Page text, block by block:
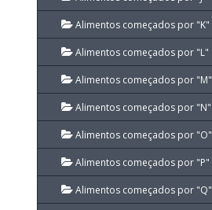
Alimentos começados por "K"
Alimentos começados por "L"
Alimentos começados por "M"
Alimentos começados por "N"
Alimentos começados por "O"
Alimentos começados por "P"
Alimentos começados por "Q"